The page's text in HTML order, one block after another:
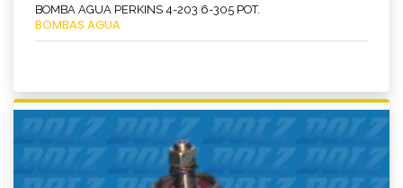
BOMBA AGUA PERKINS 4-203 6-305 POT.
BOMBAS AGUA